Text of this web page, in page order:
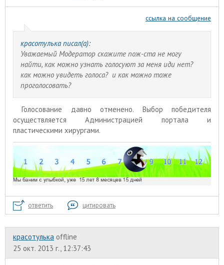
ссылка на сообщение
красотулька писал(а):
Уважаемый Модератор скажите пож-ста не могу
найти, как можно узнать голосуют за меня иди нет?
как можно увидеть голоса? и как можно тоже
проголосовать?
Голосование давно отменено. Выбор победителя
осуществляется Администрацией портала и
пластическими хирургами.
ответить цитировать
красотулька offline
25 окт. 2013 г., 12:37:43